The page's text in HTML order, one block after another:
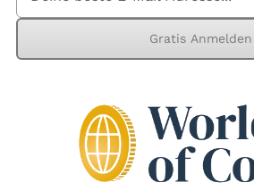
Warenkorb
Gratis Anmelden